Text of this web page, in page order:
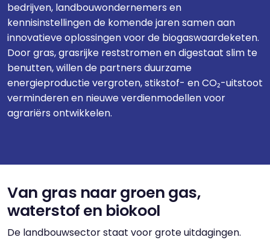
bedrijven, landbouwondernemers en
kennisinstellingen de komende jaren samen aan
innovatieve oplossingen voor de biogaswaardeketen.
Door gras, grasrijke reststromen en digestaat slim te
benutten, willen de partners duurzame
energieproductie vergroten, stikstof- en CO₂-uitstoot
verminderen en nieuwe verdienmodellen voor
agrariërs ontwikkelen.
Van gras naar groen gas,
waterstof en biokool
De landbouwsector staat voor grote uitdagingen.